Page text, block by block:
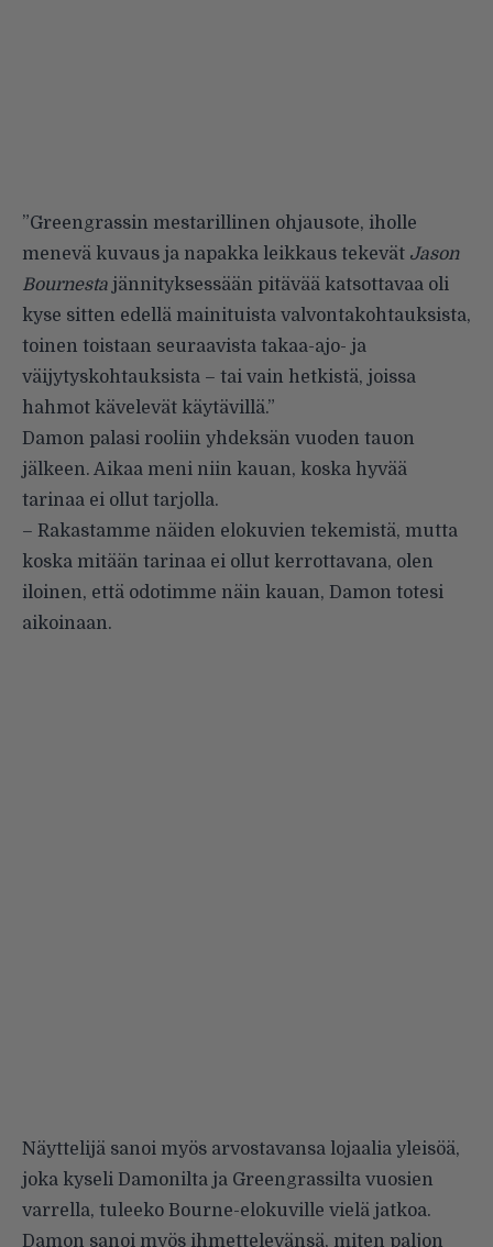
”Greengrassin mestarillinen ohjausote, iholle
menevä kuvaus ja napakka leikkaus tekevät Jason
Bournesta jännityksessään pitävää katsottavaa oli
kyse sitten edellä mainituista valvontakohtauksista,
toinen toistaan seuraavista takaa-ajo- ja
väijytyskohtauksista – tai vain hetkistä, joissa
hahmot kävelevät käytävillä.”
Damon palasi rooliin yhdeksän vuoden tauon
jälkeen. Aikaa meni niin kauan, koska hyvää
tarinaa ei ollut tarjolla.
– Rakastamme näiden elokuvien tekemistä, mutta
koska mitään tarinaa ei ollut kerrottavana, olen
iloinen, että odotimme näin kauan, Damon totesi
aikoinaan.
Näyttelijä sanoi myös arvostavansa lojaalia yleisöä,
joka kyseli Damonilta ja Greengrassilta vuosien
varrella, tuleeko Bourne-elokuville vielä jatkoa.
Damon sanoi myös ihmettelevänsä, miten paljon